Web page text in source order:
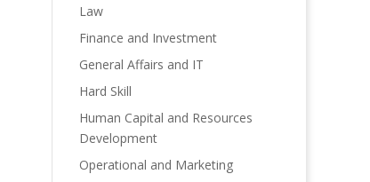
Law
Finance and Investment
General Affairs and IT
Hard Skill
Human Capital and Resources
Development
Operational and Marketing